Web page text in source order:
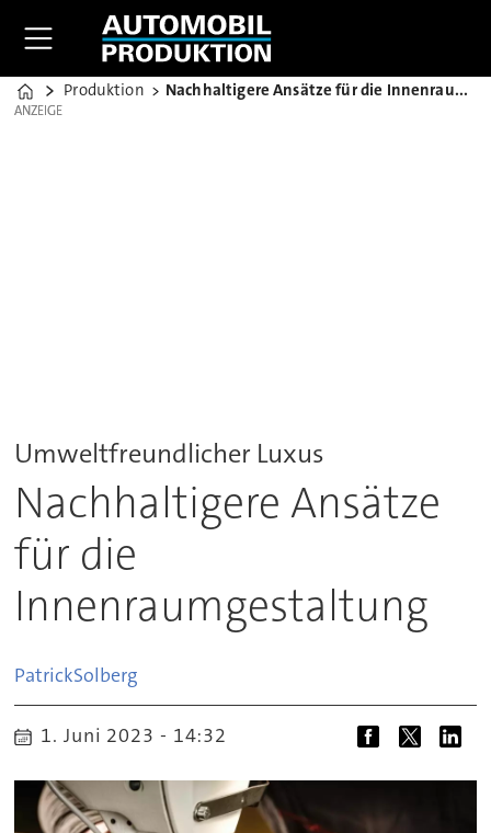
Home
Produktion Nachhaltigere Ansätze für die Innenraumgestaltung
ANZEIGE
ANZEIGE
Umweltfreundlicher Luxus
Nachhaltigere Ansätze
für die
Innenraumgestaltung
PatrickSolberg
1. Juni 2023 - 14:32